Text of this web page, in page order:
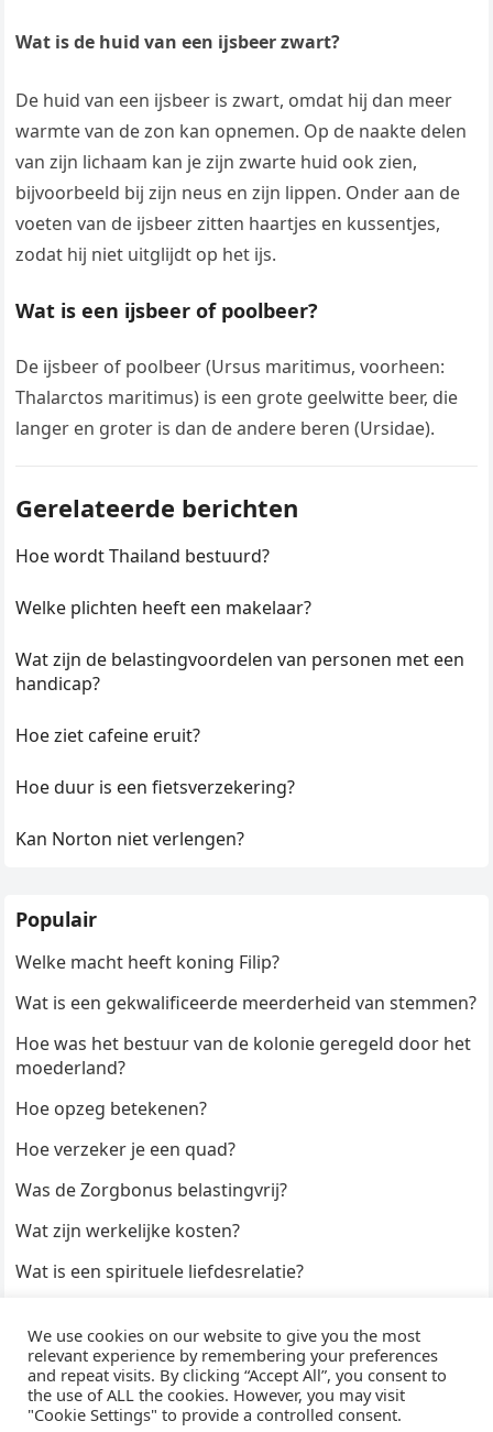
Wat is de huid van een ijsbeer zwart?
De huid van een ijsbeer is zwart, omdat hij dan meer
warmte van de zon kan opnemen. Op de naakte delen
van zijn lichaam kan je zijn zwarte huid ook zien,
bijvoorbeeld bij zijn neus en zijn lippen. Onder aan de
voeten van de ijsbeer zitten haartjes en kussentjes,
zodat hij niet uitglijdt op het ijs.
Wat is een ijsbeer of poolbeer?
De ijsbeer of poolbeer (Ursus maritimus, voorheen:
Thalarctos maritimus) is een grote geelwitte beer, die
langer en groter is dan de andere beren (Ursidae).
Gerelateerde berichten
Hoe wordt Thailand bestuurd?
Welke plichten heeft een makelaar?
Wat zijn de belastingvoordelen van personen met een
handicap?
Hoe ziet cafeine eruit?
Hoe duur is een fietsverzekering?
Kan Norton niet verlengen?
Populair
Welke macht heeft koning Filip?
Wat is een gekwalificeerde meerderheid van stemmen?
Hoe was het bestuur van de kolonie geregeld door het
moederland?
Hoe opzeg betekenen?
Hoe verzeker je een quad?
Was de Zorgbonus belastingvrij?
Wat zijn werkelijke kosten?
Wat is een spirituele liefdesrelatie?
Hoe duur zijn Keukendeurtjes?
© 2026WijzeAntwoorden- Thema doorWPEnjoy· Aangedreven door
We use cookies on our website to give you the most
relevant experience by remembering your preferences
and repeat visits. By clicking “Accept All”, you consent to
the use of ALL the cookies. However, you may visit
"Cookie Settings" to provide a controlled consent.